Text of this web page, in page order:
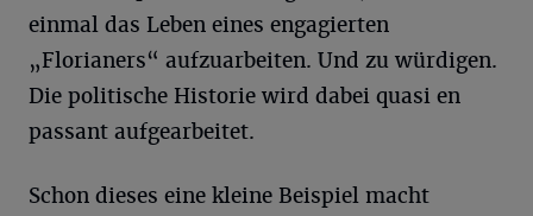
einmal das Leben eines engagierten
„Florianers“ aufzuarbeiten. Und zu würdigen.
Die politische Historie wird dabei quasi en
passant aufgearbeitet.
Schon dieses eine kleine Beispiel macht